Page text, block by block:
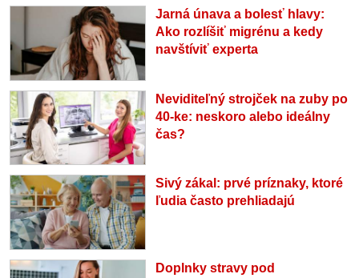
Jarná únava a bolesť hlavy:
Ako rozlíšiť migrénu a kedy
navštíviť experta
Neviditeľný strojček na zuby po
40-ke: neskoro alebo ideálny
čas?
Sivý zákal: prvé príznaky, ktoré
ľudia často prehliadajú
Doplnky stravy pod